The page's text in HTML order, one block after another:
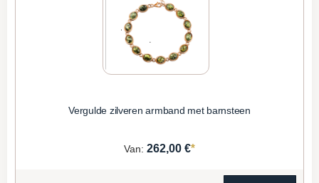
Vergulde zilveren armband met barnsteen
Van: 262,00 €*